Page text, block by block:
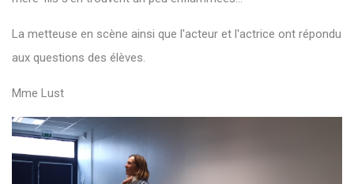
La metteuse en scène ainsi que l'acteur et l'actrice ont répondu
aux questions des élèves.
Mme Lust